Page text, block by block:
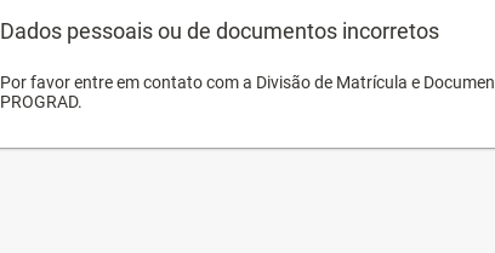
Dados pessoais ou de documentos incorretos
Por favor entre em contato com a Divisão de Matrícula e
PROGRAD.